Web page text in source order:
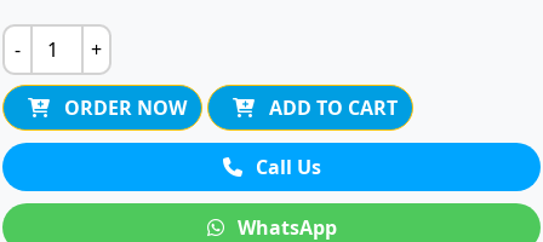
- +
ORDER NOW ADD TO CART
Call Us
WhatsApp